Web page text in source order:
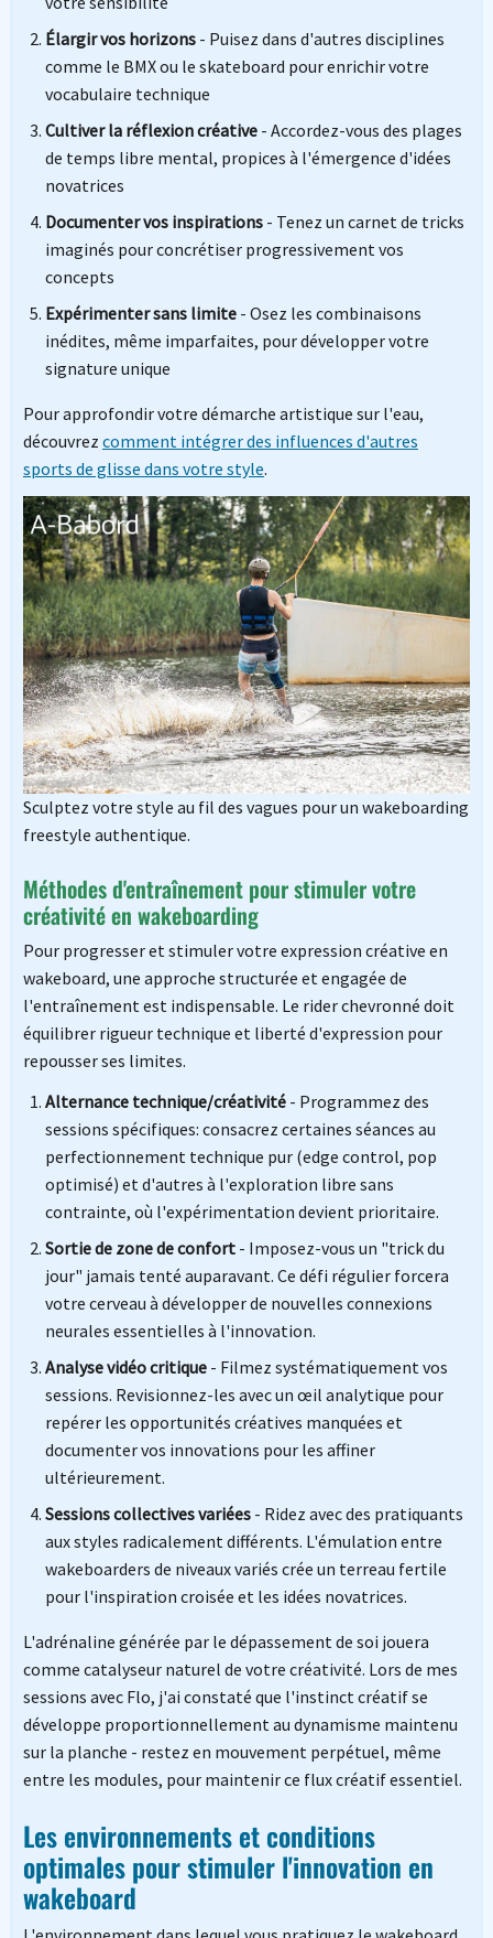
Élargir vos horizons- Puisez dans d'autres disciplines
comme le BMX ou le skateboard pour enrichir votre
vocabulaire technique
Cultiver la réflexion créative- Accordez-vous des plages
de temps libre mental, propices à l'émergence d'idées
novatrices
Documenter vos inspirations- Tenez un carnet de tricks
imaginés pour concrétiser progressivement vos
concepts
Expérimenter sans limite- Osez les combinaisons
inédites, même imparfaites, pour développer votre
signature unique
Pour approfondir votre démarche artistique sur l'eau,
découvrez comment intégrer des influences d'autres
sports de glisse dans votre style.
Sculptez votre style au fil des vagues pour un wakeboarding
freestyle authentique.
Méthodes d'entraînement pour stimuler votre
créativité en wakeboarding
Pour progresser et stimuler votre expression créative en
wakeboard, une approche structurée et engagée de
l'entraînement est indispensable. Le rider chevronné doit
équilibrer rigueur technique et liberté d'expression pour
repousser ses limites.
Alternance technique/créativité- Programmez des
sessions spécifiques: consacrez certaines séances au
perfectionnement technique pur (edge control, pop
optimisé) et d'autres à l'exploration libre sans
contrainte, où l'expérimentation devient prioritaire.
Sortie de zone de confort- Imposez-vous un "trick du
jour" jamais tenté auparavant. Ce défi régulier forcera
votre cerveau à développer de nouvelles connexions
neurales essentielles à l'innovation.
Analyse vidéo critique- Filmez systématiquement vos
sessions. Revisionnez-les avec un œil analytique pour
repérer les opportunités créatives manquées et
documenter vos innovations pour les affiner
ultérieurement.
Sessions collectives variées- Ridez avec des pratiquants
aux styles radicalement différents. L'émulation entre
wakeboarders de niveaux variés crée un terreau fertile
pour l'inspiration croisée et les idées novatrices.
L'adrénaline générée par le dépassement de soi jouera
comme catalyseur naturel de votre créativité. Lors de mes
sessions avec Flo, j'ai constaté que l'instinct créatif se
développe proportionnellement au dynamisme maintenu
sur la planche - restez en mouvement perpétuel, même
entre les modules, pour maintenir ce flux créatif essentiel.
Les environnements et conditions
optimales pour stimuler l'innovation en
wakeboard